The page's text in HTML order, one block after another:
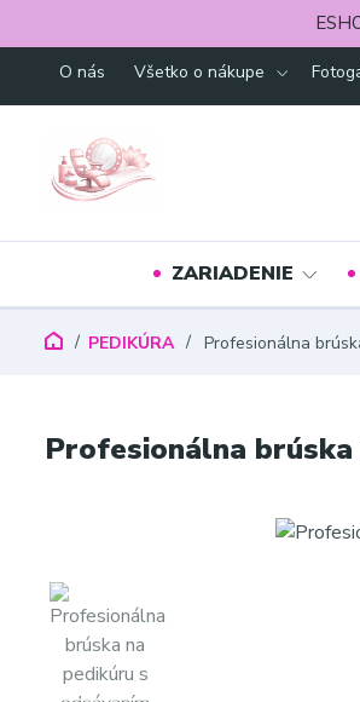
O nás Všetko o nákupe
ZARIADENIE
PEDIKÚRA Profesionálna
Profesionálna brúska